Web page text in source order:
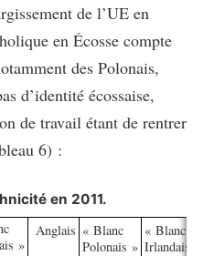
de l’UE en
en Écosse compte
des Polonais,
d’identité écossaise,
de travail étant de rentrer
6) :
en 2011.
»
Anglais « Blanc
Polonais »
« Blanc
Irlandais »